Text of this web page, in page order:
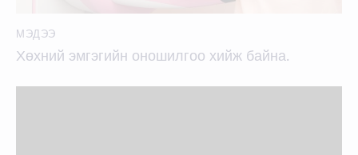
МЭДЭЭ
Хөхний эмгэгийн оношилгоо хийж байна.